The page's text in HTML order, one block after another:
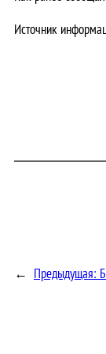
Источник
← Предыдущая: